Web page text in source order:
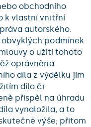
obchodního
k vlastní vnitřní
autorského.
obvyklých podmínek
o užití tohoto
oprávněna
díla z výdělku jím
díla či
přispěl na úhradu
vynaložila, a to
výše; přitom